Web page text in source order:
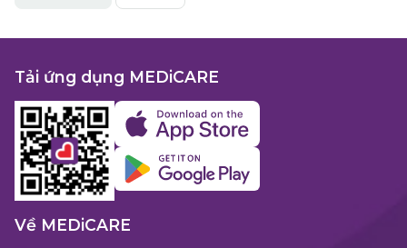
Tải ứng dụng MEDiCARE
Về MEDiCARE